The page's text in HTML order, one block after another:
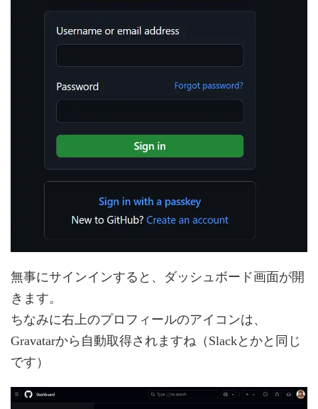
無事にサインインすると、ダッシュボード画面が開
きます。
ちなみに右上のプロフィールのアイコンは、
Gravatarから自動取得されますね（Slackとかと同じ
です）